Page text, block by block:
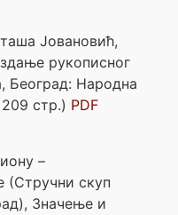
Јовановић,
рукописног
Београд: Народна
стр.) PDF
–
(Стручни скуп
Значење и